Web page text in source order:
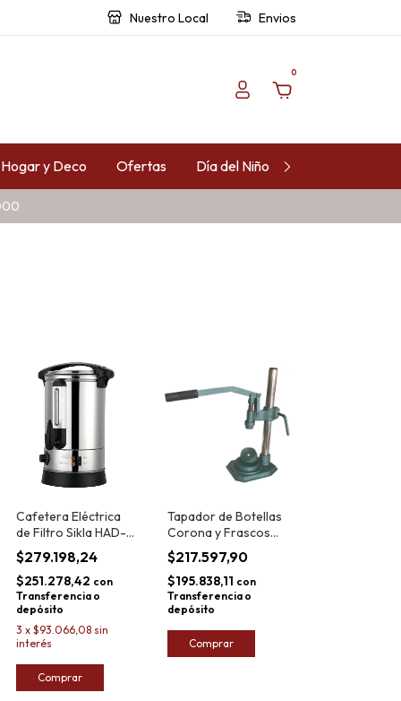
Nuestro Local Envios
0
Hogar y Deco Ofertas Día del Niño
Cafetera Eléctrica
de Filtro Sikla HAD-
09 20L
$279.198,24
$251.278,42 con
Transferencia o
depósito
3 x $93.066,08 sin
interés
Comprar
Tapador de Botellas
Corona y Frascos
Cimbra Blaybar
$217.597,90
$195.838,11 con
Transferencia o
depósito